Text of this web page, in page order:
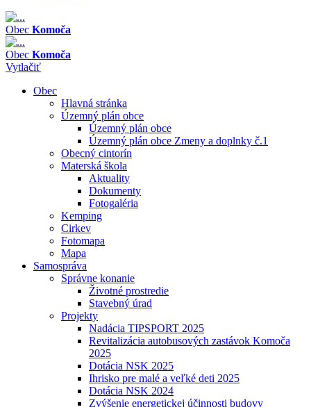
Obec Komoča
Obec Komoča
Vytlačiť
Obec
Hlavná stránka
Územný plán obce
Územný plán obce
Územný plán obce Zmeny a doplnky č.1
Obecný cintorín
Materská škola
Aktuality
Dokumenty
Fotogaléria
Kemping
Cirkev
Fotomapa
Mapa
Samospráva
Správne konanie
Životné prostredie
Stavebný úrad
Projekty
Nadácia TIPSPORT 2025
Revitalizácia autobusových zastávok Komoča
2025
Dotácia NSK 2025
Ihrisko pre malé a veľké deti 2025
Dotácia NSK 2024
Zvýšenie energetickej účinnosti budovy